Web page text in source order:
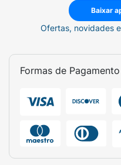
Baixar
Ofertas, novidades
Formas de Pagamento